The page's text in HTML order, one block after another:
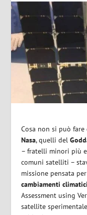
Cosa non si può
Nasa, quelli del
– fratelli minori più
comuni satelliti –
missione pensata
cambiamenti
Assessment using
satellite